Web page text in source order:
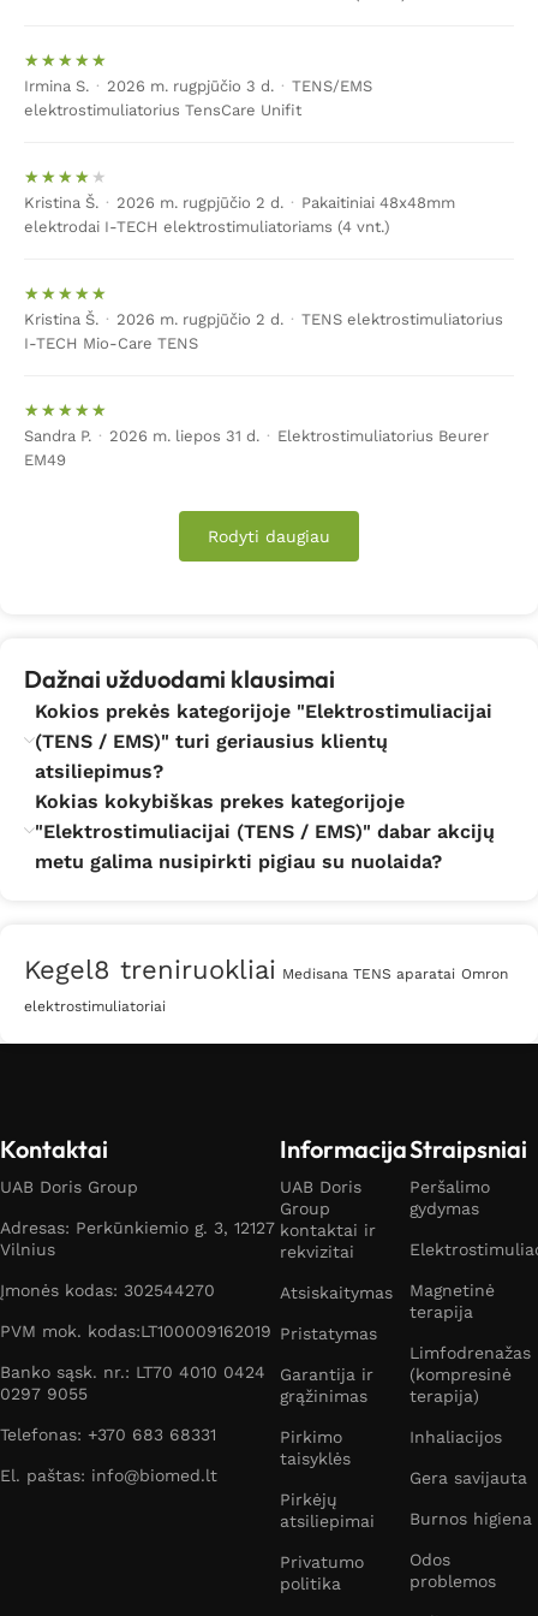
– tai specialus prietaisas, stimuliuojantis nervus
pavadinimas –
stimuliacija. Taigi, visi elektrostimuliatoriai, pažymėti
Siunčiami elektriniai impulsai slopina nemalonius
pojūčius ir leidžia žmogui pasijusti geriau. Jei prietaisas
pakeisti programas ir nesirinkti visada vienos ir tos
pačios programos. Ilgainiui kūnas gali priprasti prie tam
tikro dažnio elektros impulsų; kad taip neatsitiktų –
Elektrostimuliatoriai sukuria tam tikro stiprumo
elektros impulsus, kurių pagalba malšinamas raumenų
raumenys. Prietaisų valdymas – visai nesudėtingas.
– jam buvo neseniai atlikta operacija ir po jos nedingsta
skausmas;
– raumenys nevalingai susitraukinėja, kiekvienas
elektroninis raumenų stimuliatorius tinka spazmų
gydymui;
– norima išvengti trombozės;
– norima sumažinti nuovargį.
raumenų stimuliavimui, ištvermės, jėgos didinimui,
Raumenų stiprinimui skirti elektrostimuliatoriai leidžia
greičiau džiaugtis gražiomis kūno formomis ir padeda
namuose, siekiant apšilti prieš treniruotę – apšilimui.
Tokio tipo elektrostimuliatoriai padeda sulieknėti ir
sutvirtinti raumenis.
Kenčiantiems nuo kojų varikozės, trombozės ar kitų
ligų, bjaurojančių odą, taip pat patariama naudoti
. Jie teigiamai veiks kraujagysles,
todėl suintensyvėjusi kraujotaka mažins venų
išsiplėtimą, nesimatys iššokusių kapiliarų raizgalynės, o
Irmina S. · 2026 m. rugpjūčio 3 d. · TENS/EMS
elektrostimuliatorius TensCare Unifit
Kristina Š. · 2026 m. rugpjūčio 2 d. · Pakaitiniai 48x48mm
elektrodai I-TECH elektrostimuliatoriams (4 vnt.)
Kristina Š. · 2026 m. rugpjūčio 2 d. · TENS elektrostimuliatorius
I-TECH Mio-Care TENS
Sandra P. · 2026 m. liepos 31 d. · Elektrostimuliatorius Beurer
EM49
Rodyti daugiau
Dažnai užduodami klausimai
Kokios prekės kategorijoje "Elektrostimuliacijai
(TENS / EMS)" turi geriausius klientų
atsiliepimus?
Kokias kokybiškas prekes kategorijoje
"Elektrostimuliacijai (TENS / EMS)" dabar akcijų
metu galima nusipirkti pigiau su nuolaida?
Kegel8 treniruokliai Medisana TENS aparatai Omron
elektrostimuliatoriai
Kontaktai
UAB Doris Group
Adresas: Perkūnkiemio g. 3, 12127
Vilnius
Įmonės kodas: 302544270
PVM mok. kodas:LT100009162019
Banko sąsk. nr.: LT70 4010 0424
0297 9055
Telefonas: +370 683 68331
El. paštas: info@biomed.lt
Informacija
UAB Doris
Group
kontaktai ir
rekvizitai
Atsiskaitymas
Pristatymas
Garantija ir
grąžinimas
Pirkimo
taisyklės
Pirkėjų
atsiliepimai
Privatumo
politika
Straipsniai
Peršalimo
gydymas
Magnetinė
terapija
Limfodrenažas
(kompresinė
terapija)
Inhaliacijos
Gera savijauta
Burnos higiena
Odos
problemos